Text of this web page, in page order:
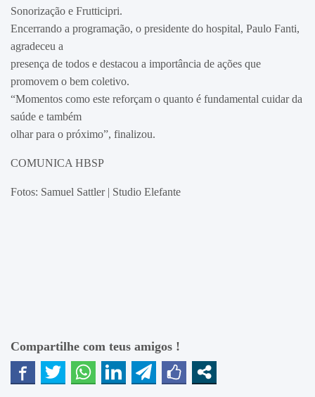
Sonorização e Frutticipri.
Encerrando a programação, o presidente do hospital, Paulo Fanti,
agradeceu a
presença de todos e destacou a importância de ações que
promovem o bem coletivo.
“Momentos como este reforçam o quanto é fundamental cuidar da
saúde e também
olhar para o próximo”, finalizou.
COMUNICA HBSP
Fotos: Samuel Sattler | Studio Elefante
Compartilhe com teus amigos !